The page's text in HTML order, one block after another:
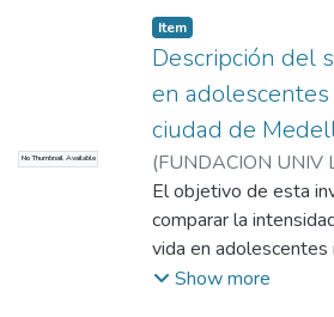
social y científica.
No Thumbnail Available
Item
Descripción del
en
ciudad de
(FUNDACION UNIV
12-01)H.
MANRIQUE TISNES;
Departamento de
Analítico y sus
El objetivo de esta
comparar la
vida en adolescentes
ciudad de Medellín,
Show more